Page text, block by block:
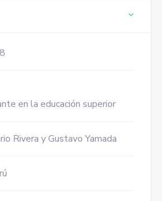
en la educación superior
Rivera y Gustavo Yamada